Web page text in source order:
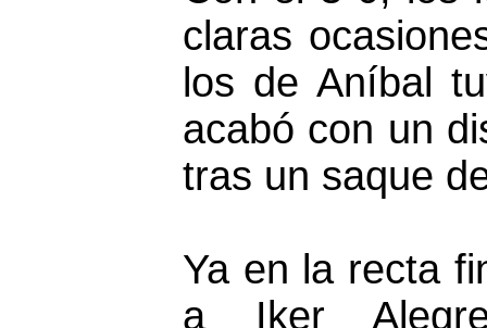
claras
los de Aníbal
acabó con un
tras un saque
Ya en la recta
a Iker